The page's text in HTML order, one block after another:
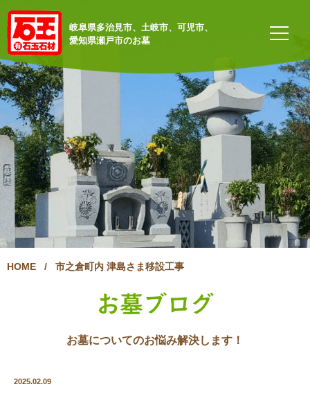
岐阜県多治見市、土岐市、可児市、
愛知県瀬戸市のお墓
HOME / 市之倉町内 津島さま移設工事
お墓ブログ
お墓についてのお悩み解決します！
2025.02.09